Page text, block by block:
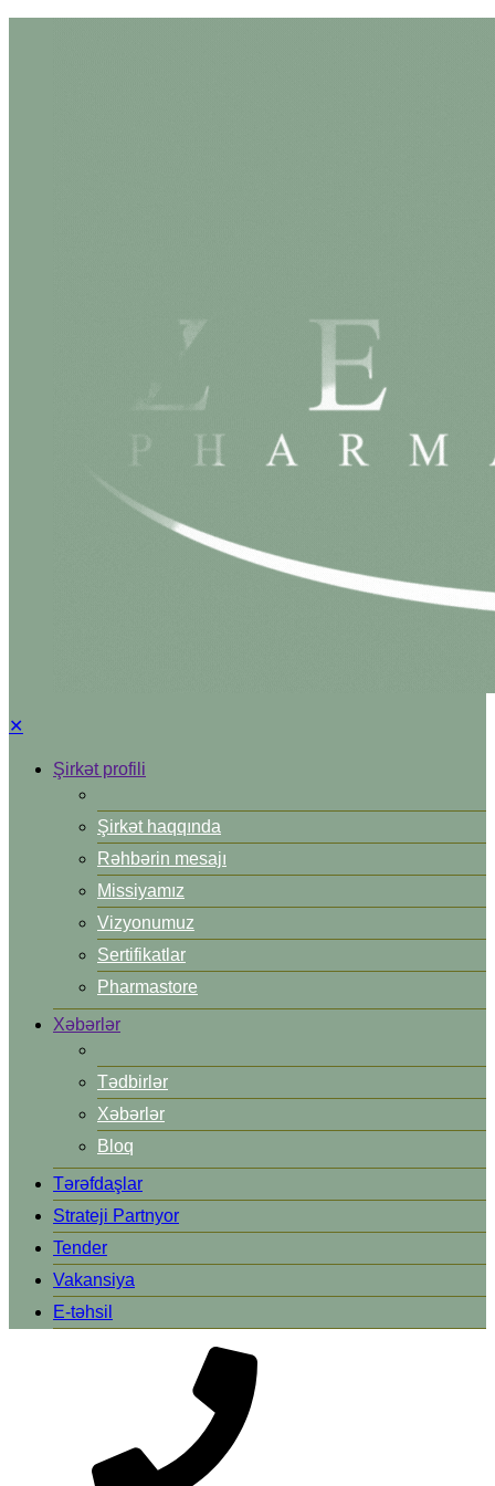
✕
Şirkət profili
Şirkət haqqında
Rəhbərin mesajı
Missiyamız
Vizyonumuz
Sertifikatlar
Pharmastore
Xəbərlər
Tədbirlər
Xəbərlər
Bloq
Tərəfdaşlar
Strateji Partnyor
Tender
Vakansiya
E-təhsil